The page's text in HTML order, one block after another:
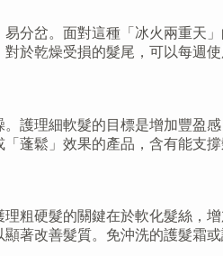
分岔。面對這種「冰火兩重
於乾燥受損的髮尾，可以每週
護理細軟髮的目標是增加豐盈
蓬鬆」效果的產品，含有能支
粗硬髮的關鍵在於軟化髮絲
著改善髮質。免沖洗的護髮霜